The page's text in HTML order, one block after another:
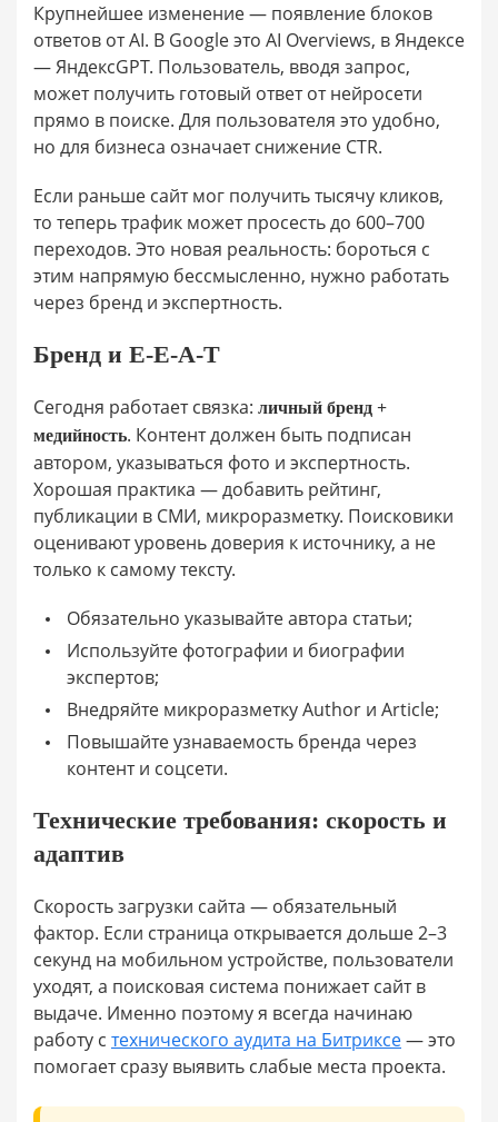
Крупнейшее изменение — появление блоков
ответов от AI. В Google это AI Overviews, в Яндексе
— ЯндексGPT. Пользователь, вводя запрос,
может получить готовый ответ от нейросети
прямо в поиске. Для пользователя это удобно,
но для бизнеса означает снижение CTR.
Если раньше сайт мог получить тысячу кликов,
то теперь трафик может просесть до 600–700
переходов. Это новая реальность: бороться с
этим напрямую бессмысленно, нужно работать
через бренд и экспертность.
Бренд и E-E-A-T
Сегодня работает связка: личный бренд +
медийность. Контент должен быть подписан
автором, указываться фото и экспертность.
Хорошая практика — добавить рейтинг,
публикации в СМИ, микроразметку. Поисковики
оценивают уровень доверия к источнику, а не
только к самому тексту.
Обязательно указывайте автора статьи;
Используйте фотографии и биографии
экспертов;
Внедряйте микроразметку Author и Article;
Повышайте узнаваемость бренда через
контент и соцсети.
Технические требования: скорость и
адаптив
Скорость загрузки сайта — обязательный
фактор. Если страница открывается дольше 2–3
секунд на мобильном устройстве, пользователи
уходят, а поисковая система понижает сайт в
выдаче. Именно поэтому я всегда начинаю
работу с технического аудита на Битриксе— это
помогает сразу выявить слабые места проекта.